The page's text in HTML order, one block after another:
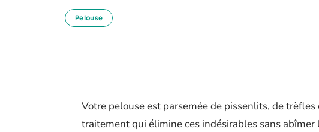
Pelouse
Votre pelouse est parsemée de pissenlits, de
traitement qui élimine ces indésirables sans abîmer